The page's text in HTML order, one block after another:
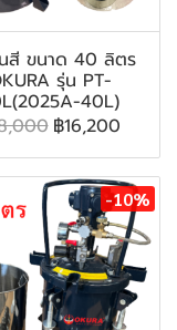
สี ขนาด 40 ลิตร
รุ่น PT-
40L)
฿16,200
-10%